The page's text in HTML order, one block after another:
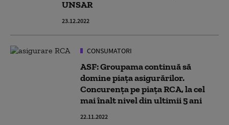
UNSAR
23.12.2022
CONSUMATORI
ASF: Groupama continuă să
domine piața asigurărilor.
Concurența pe piața RCA, la cel
mai înalt nivel din ultimii 5 ani
22.11.2022